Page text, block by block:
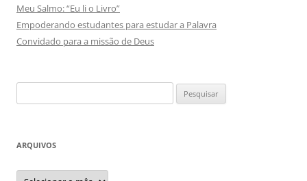
Meu Salmo: “Eu li o Livro”
Empoderando estudantes para estudar a Palavra
Convidado para a missão de Deus
por:
ARQUIVOS
Arquivos